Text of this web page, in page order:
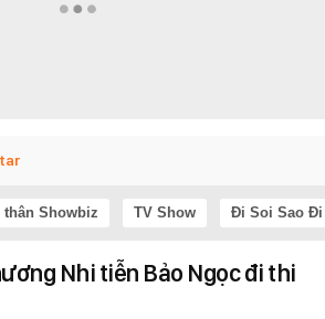
thân Showbiz TV Show Đi Soi Sao Đi
Nhi tiễn Bảo Ngọc đi thi